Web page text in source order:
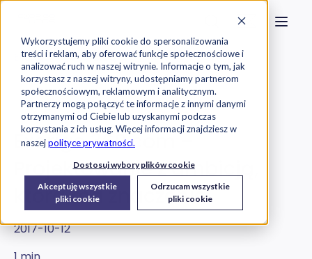
Wykorzystujemy pliki cookie do spersonalizowania
treści i reklam, aby oferować funkcje społecznościowe i
analizować ruch w naszej witrynie. Informacje o tym, jak
korzystasz z naszej witryny, udostępniamy partnerom
społecznościowym, reklamowym i analitycznym.
Partnerzy mogą połączyć te informacje z innymi danymi
otrzymanymi od Ciebie lub uzyskanymi podczas
korzystania z ich usług. Więcej informacji znajdziesz w
naszejpolityce prywatności.
Dostosuj wybory plików cookie
Akceptuję wszystkie
pliki cookie
Odrzucam wszystkie
pliki cookie
Szukaj na stronie
Skontaktuj
Exorigo-Upos Blog
Oprogramowanie
Exorigo 360.com –
Projektowanie z ambicją,
która ma znaczenie
2017-10-12